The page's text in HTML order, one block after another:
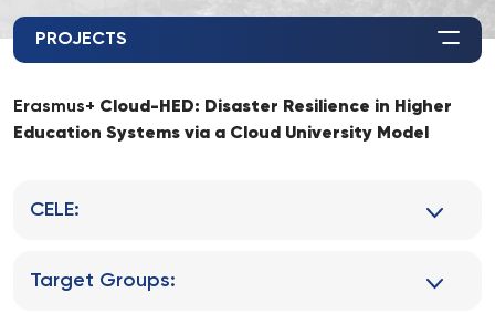
PROJECTS
Erasmus+ Cloud-HED: Disaster Resilience in Higher
Education Systems via a Cloud University Model
CELE:
Target Groups: